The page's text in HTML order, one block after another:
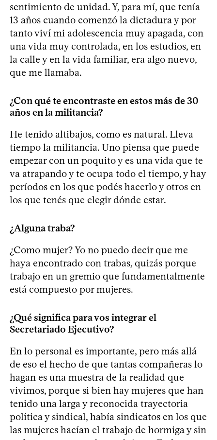
sentimiento de unidad. Y, para mí, que tenía
13 años cuando comenzó la dictadura y por
tanto viví mi adolescencia muy apagada, con
una vida muy controlada, en los estudios, en
la calle y en la vida familiar, era algo nuevo,
que me llamaba.
¿Con qué te encontraste en estos más de 30
años en la militancia?
He tenido altibajos, como es natural. Lleva
tiempo la militancia. Uno piensa que puede
empezar con un poquito y es una vida que te
va atrapando y te ocupa todo el tiempo, y hay
períodos en los que podés hacerlo y otros en
los que tenés que elegir dónde estar.
¿Alguna traba?
¿Como mujer? Yo no puedo decir que me
haya encontrado con trabas, quizás porque
trabajo en un gremio que fundamentalmente
está compuesto por mujeres.
¿Qué significa para vos integrar el
Secretariado Ejecutivo?
En lo personal es importante, pero más allá
de eso el hecho de que tantas compañeras lo
hagan es una muestra de la realidad que
vivimos, porque si bien hay mujeres que han
tenido una larga y reconocida trayectoria
política y sindical, había sindicatos en los que
las mujeres hacían el trabajo de hormiga y sin